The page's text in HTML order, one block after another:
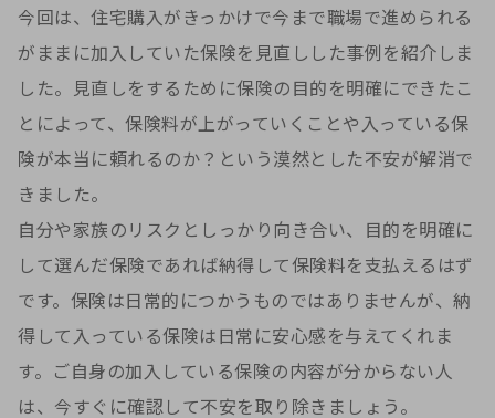
今回は、住宅購入がきっかけで今まで職場で進められる
がままに加入していた保険を見直しした事例を紹介しま
した。見直しをするために保険の目的を明確にできたこ
とによって、保険料が上がっていくことや入っている保
険が本当に頼れるのか？という漠然とした不安が解消で
きました。
自分や家族のリスクとしっかり向き合い、目的を明確に
して選んだ保険であれば納得して保険料を支払えるはず
です。保険は日常的につかうものではありませんが、納
得して入っている保険は日常に安心感を与えてくれま
す。ご自身の加入している保険の内容が分からない人
は、今すぐに確認して不安を取り除きましょう。